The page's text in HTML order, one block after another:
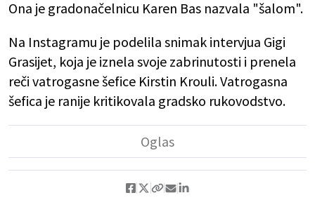
Ona je gradonačelnicu Karen Bas nazvala "šalom".
Na Instagramu je podelila snimak intervjua Gigi
Grasijet, koja je iznela svoje zabrinutosti i prenela
reči vatrogasne šefice Kirstin Krouli. Vatrogasna
šefica je ranije kritikovala gradsko rukovodstvo.